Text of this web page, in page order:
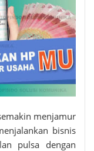
menjamur
bisnis
pulsa dengan